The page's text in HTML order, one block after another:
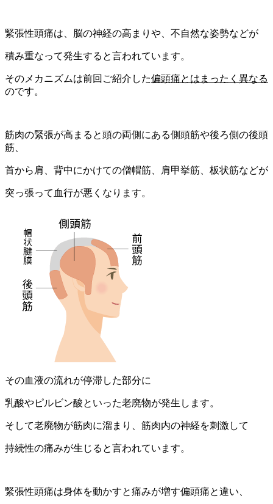
そのメカニズムは前回ご紹介した 偏頭痛とはまったく異なる
のです。
筋肉の緊張が高まると頭の両側にある側頭筋や後ろ側の後頭
首から肩、背中にかけての僧帽筋、肩甲挙筋、板状筋などが
突っ張って血行が悪くなります。
その血液の流れが停滞した部分に
乳酸やピルビン酸といった老廃物が発生します。
そして老廃物が筋肉に溜まり、筋肉内の神経を刺激して
持続性の痛みが生じると言われています。
緊張性頭痛は身体を動かすと痛みが増す偏頭痛と違い、
血行が改善して痛みが減る ことも多いです。